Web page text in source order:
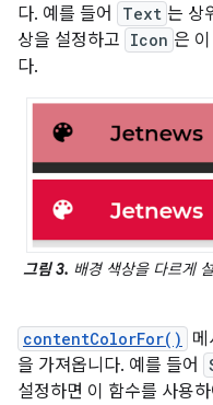
다. 예를 들어
Text 는 상
상을 설정하고 Icon 은
다.
그림 3. 배경 색상을 다르게
contentColorFor()
을 가져옵니다. 예를 들어
설정하면 이 함수를 사용하